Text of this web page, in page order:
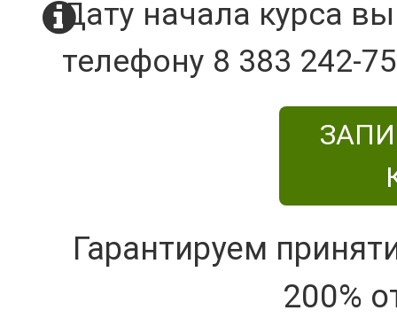
Дату начала курса
телефону 8 383 242-
Гарантируем
200%